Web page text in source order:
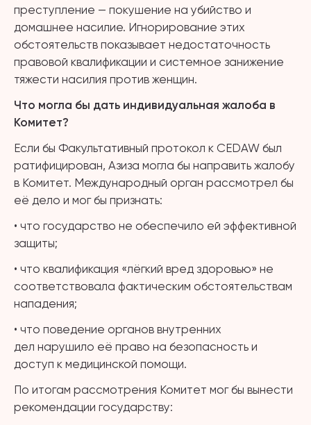
преступление — покушение на убийство и
домашнее насилие. Игнорирование этих
обстоятельств показывает недостаточность
правовой квалификации и системное занижение
тяжести насилия против женщин.
Что могла бы дать индивидуальная жалоба в
Комитет?
Если бы Факультативный протокол к CEDAW был
ратифицирован, Азиза могла бы направить жалобу
в Комитет. Международный орган рассмотрел бы
её дело и мог бы признать:
• что государство не обеспечило ей эффективной
защиты;
• что квалификация «лёгкий вред здоровью» не
соответствовала фактическим обстоятельствам
нападения;
• что поведение органов внутренних
дел нарушило её право на безопасность и
доступ к медицинской помощи.
По итогам рассмотрения Комитет мог бы вынести
рекомендации государству: